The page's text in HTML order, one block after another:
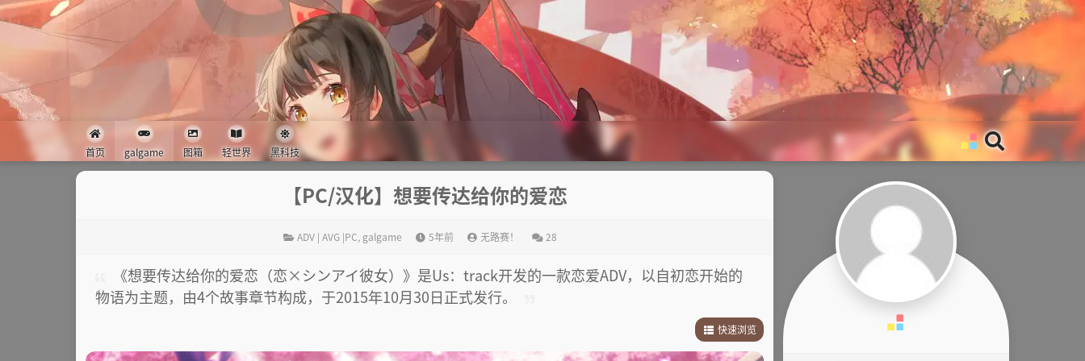
首页 galgame 图箱 轻世界 黑科技
【PC/汉化】想要传达给你的爱恋
ADV | AVG |PC, galgame 5年前 无路赛！ 28
《想要传达给你的爱恋（恋×シンアイ彼女）》是Us：track开发的一款恋爱ADV，以自初恋开始的
物语为主题，由4个故事章节构成，于2015年10月30日正式发行。
快速浏览
1.剧情简介